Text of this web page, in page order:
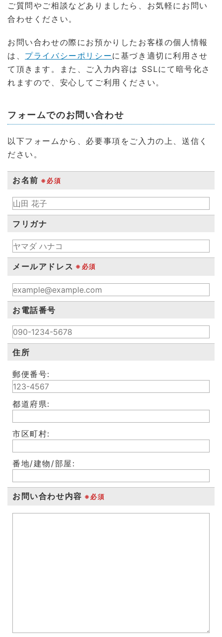
ご質問やご相談などありましたら、お気軽にお問い
合わせください。
お問い合わせの際にお預かりしたお客様の個人情報
は、 プライバシーポリシーに基づき適切に利用させ
て頂きます。また、ご入力内容は SSLにて暗号化さ
れますので、安心してご利用ください。
フォームでのお問い合わせ
以下フォームから、必要事項をご入力の上、送信く
ださい。
お名前 ※必須
フリガナ
メールアドレス ※必須
お電話番号
住所
郵便番号:
都道府県:
市区町村:
番地/建物/部屋:
お問い合わせ内容 ※必須